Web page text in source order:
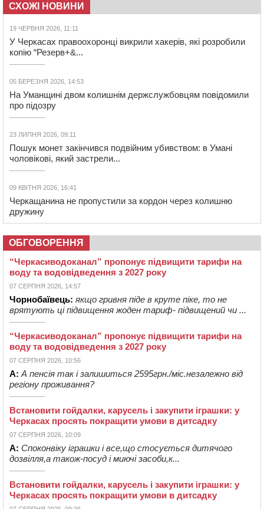
СХОЖІ НОВИНИ
19 ЧЕРВНЯ 2026, 11:11
У Черкасах правоохоронці викрили хакерів, які розробили
копію “Резерв+&...
05 БЕРЕЗНЯ 2026, 14:53
На Уманщині двом колишнім держслужбовцям повідомили
про підозру
23 ЛИПНЯ 2026, 09:11
Пошук монет закінчився подвійним убивством: в Умані
чоловікові, який застрели...
09 КВІТНЯ 2026, 16:41
Черкащанина не пропустили за кордон через колишню
дружину
ОБГОВОРЕННЯ
“Черкасиводоканал” пропонує підвищити тарифи на
воду та водовідведення з 2027 року
07 СЕРПНЯ 2026, 14:57
Чорнобаївець: якщо гривня піде в круте піке, то не
врятують ці підвищення жоден тариф- підвищений чи ...
“Черкасиводоканал” пропонує підвищити тарифи на
воду та водовідведення з 2027 року
07 СЕРПНЯ 2026, 10:56
А: А пенсія так і залишиться 2595грн./міс.незалежно від
регіону проживання?
Встановити гойдалки, карусель і закупити іграшки: у
Черкасах просять покращити умови в дитсадку
07 СЕРПНЯ 2026, 10:09
А: Споконвіку іграшки і все,що стосується дитячого
дозвілля,а також-посуд і миючі засоби,к...
Встановити гойдалки, карусель і закупити іграшки: у
Черкасах просять покращити умови в дитсадку